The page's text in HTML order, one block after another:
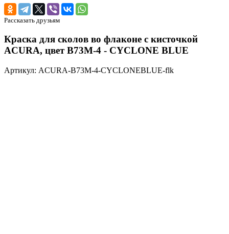
Рассказать друзьям
Краска для сколов во флаконе с кисточкой
ACURA, цвет B73M-4 - CYCLONE BLUE
Артикул: ACURA-B73M-4-CYCLONEBLUE-flk